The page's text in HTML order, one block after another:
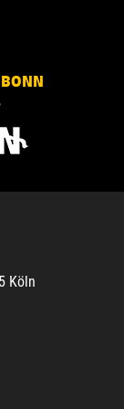
Köln